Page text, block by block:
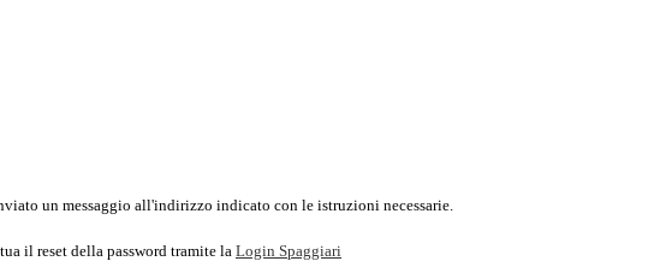
un messaggio all'indirizzo indicato con le istruzioni necessarie.
il reset della password tramite la Login Spaggiari